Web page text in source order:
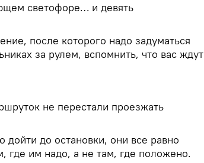
светофоре… и девять
после которого надо задуматься
за рулем, вспомнить, что вас ждут
не перестали проезжать
до остановки, они все равно
где им надо, а не там, где положено.